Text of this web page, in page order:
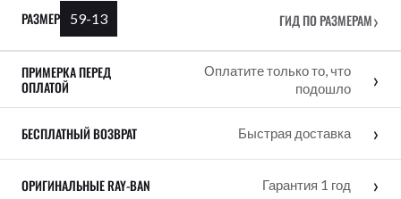
РАЗМЕР 59-13 ГИД ПО РАЗМЕРАМ›
ПРИМЕРКА ПЕРЕД
ОПЛАТОЙ
Оплатите только то, что
подошло
›
БЕСПЛАТНЫЙ ВОЗВРАТ Быстрая доставка ›
ОРИГИНАЛЬНЫЕ RAY-BAN Гарантия 1 год ›